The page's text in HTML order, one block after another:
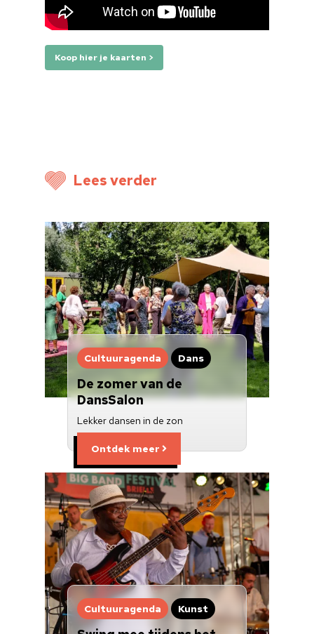
Koop hier je kaarten >
Lees verder
Cultuuragenda Dans
De zomer van de
DansSalon
Lekker dansen in de zon
Ontdek meer
Cultuuragenda Kunst